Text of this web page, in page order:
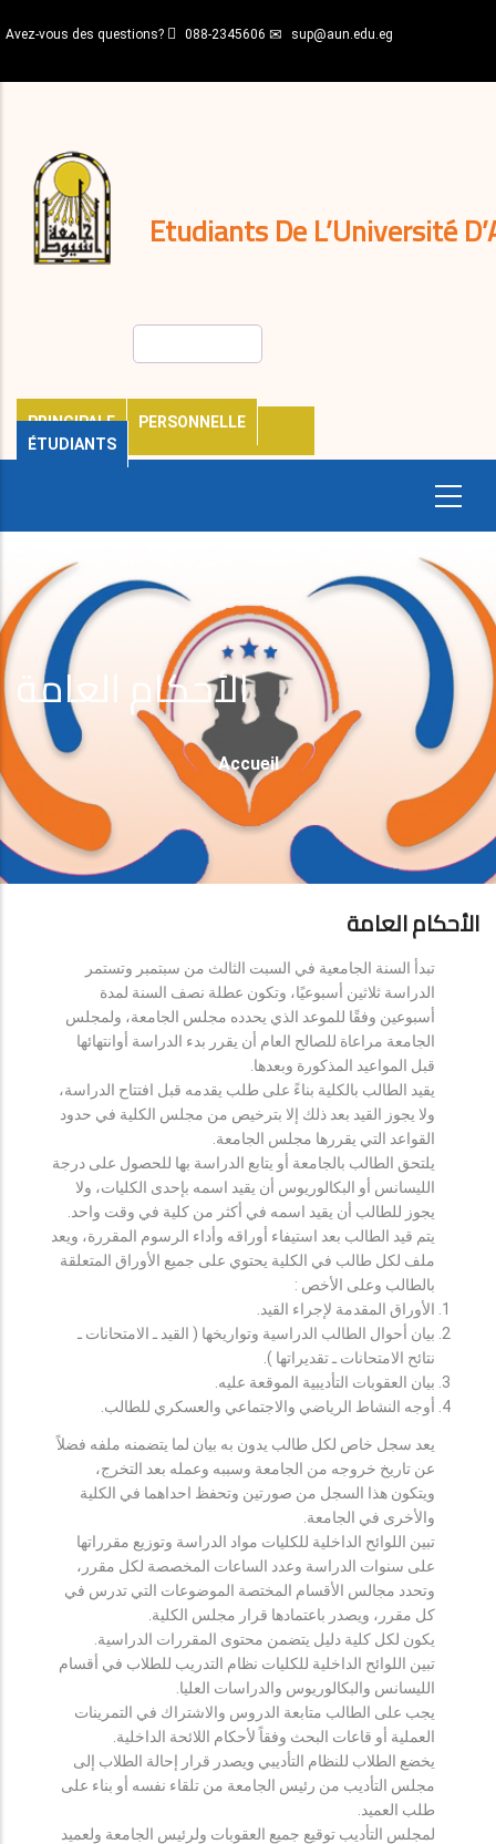
au
principal
Avez-vous des questions? 088-2345606 sup@aun.edu.eg
Etudiants De L’Université
PRINCIPALE
PERSONNELLE
ÉTUDIANTS
décisions
Expatriés
Journal
الأحكام العامة
Fil
D'Ariane
Accueil
الأحكام العامة
تبدأ السنة الجامعية في السبت الثالث من سبتمبر وتستمر
الدراسة ثلاثين أسبوعيًا، وتكون عطلة نصف السنة لمدة
أسبوعين وفقًا للموعد الذي يحدده مجلس الجامعة، ولمجلس
الجامعة مراعاة للصالح العام أن يقرر بدء الدراسة أوانتهائها
قبل المواعيد المذكورة وبعدها.
يقيد الطالب بالكلية بناءً على طلب يقدمه قبل افتتاح الدراسة،
ولا يجوز القيد بعد ذلك إلا بترخيص من مجلس الكلية في حدود
القواعد التي يقررها مجلس الجامعة.
يلتحق الطالب بالجامعة أو يتابع الدراسة بها للحصول على درجة
الليسانس أو البكالوريوس أن يقيد اسمه بإحدى الكليات، ولا
يجوز للطالب أن يقيد اسمه في أكثر من كلية في وقت واحد.
يتم قيد الطالب بعد استيفاء أوراقه وأداء الرسوم المقررة، ويعد
ملف لكل طالب في الكلية يحتوي على جميع الأوراق المتعلقة
بالطالب وعلى الأخص :
الأوراق المقدمة لإجراء القيد.
بيان أحوال الطالب الدراسية وتواريخها ( القيد ـ الامتحانات ـ
نتائح الامتحانات ـ تقديراتها ).
بيان العقوبات التأديبية الموقعة عليه.
أوجه النشاط الرياضي والاجتماعي والعسكري للطالب.
يعد سجل خاص لكل طالب يدون به بيان لما يتضمنه ملفه فضلاً
عن تاريخ خروجه من الجامعة وسببه وعمله بعد التخرج،
ويتكون هذا السجل من صورتين وتحفظ احداهما في الكلية
والأخرى في الجامعة.
تبين اللوائح الداخلية للكليات مواد الدراسة وتوزيع مقرراتها
على سنوات الدراسة وعدد الساعات المخصصة لكل مقرر،
وتحدد مجالس الأقسام المختصة الموضوعات التي تدرس في
كل مقرر، ويصدر باعتمادها قرار مجلس الكلية.
يكون لكل كلية دليل يتضمن محتوى المقررات الدراسية.
تبين اللوائح الداخلية للكليات نظام التدريب للطلاب في أقسام
الليسانس والبكالوريوس والدراسات العليا.
يجب على الطالب متابعة الدروس والاشتراك في التمرينات
العملية أو قاعات البحث وفقاً لأحكام اللائحة الداخلية.
يخضع الطلاب للنظام التأديبي ويصدر قرار إحالة الطلاب إلى
مجلس التأديب من رئيس الجامعة من تلقاء نفسه أو بناء على
طلب العميد.
لمجلس التأديب توقيع جميع العقوبات ولرئيس الجامعة ولعميد